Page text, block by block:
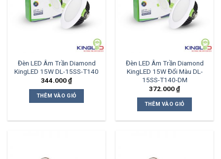
Đèn LED Âm Trần Diamond
KingLED 15W DL-15SS-T140
344.000₫
THÊM VÀO GIỎ
Đèn LED Âm Trần Diamond
KingLED 15W Đổi Màu DL-
15SS-T140-DM
372.000₫
THÊM VÀO GIỎ